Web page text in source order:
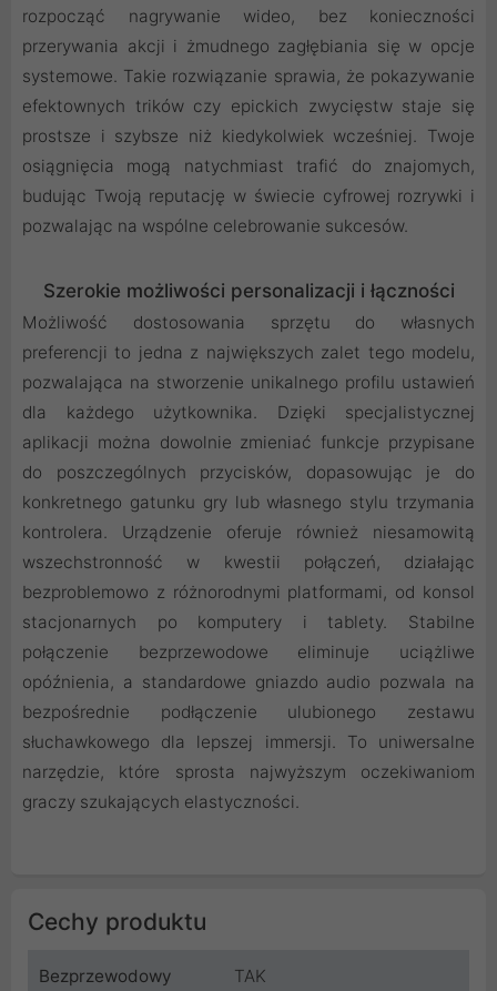
rozpocząć nagrywanie wideo, bez konieczności
przerywania akcji i żmudnego zagłębiania się w opcje
systemowe. Takie rozwiązanie sprawia, że pokazywanie
efektownych trików czy epickich zwycięstw staje się
prostsze i szybsze niż kiedykolwiek wcześniej. Twoje
osiągnięcia mogą natychmiast trafić do znajomych,
budując Twoją reputację w świecie cyfrowej rozrywki i
pozwalając na wspólne celebrowanie sukcesów.
Szerokie możliwości personalizacji i łączności
Możliwość dostosowania sprzętu do własnych
preferencji to jedna z największych zalet tego modelu,
pozwalająca na stworzenie unikalnego profilu ustawień
dla każdego użytkownika. Dzięki specjalistycznej
aplikacji można dowolnie zmieniać funkcje przypisane
do poszczególnych przycisków, dopasowując je do
konkretnego gatunku gry lub własnego stylu trzymania
kontrolera. Urządzenie oferuje również niesamowitą
wszechstronność w kwestii połączeń, działając
bezproblemowo z różnorodnymi platformami, od konsol
stacjonarnych po komputery i tablety. Stabilne
połączenie bezprzewodowe eliminuje uciążliwe
opóźnienia, a standardowe gniazdo audio pozwala na
bezpośrednie podłączenie ulubionego zestawu
słuchawkowego dla lepszej immersji. To uniwersalne
narzędzie, które sprosta najwyższym oczekiwaniom
graczy szukających elastyczności.
Cechy produktu
Bezprzewodowy TAK